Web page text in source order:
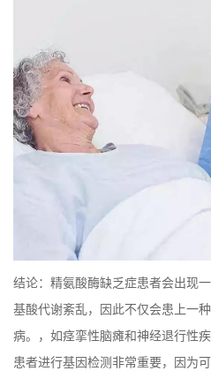
结论：精氨酸酶缺乏症患者会出现
基酸代谢紊乱，因此不仅会患上一
病。，如痉挛性脑瘫和神经退行性
患者进行基因检测非常重要，因为